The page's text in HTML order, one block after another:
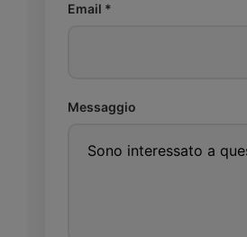
Email *
Messaggio